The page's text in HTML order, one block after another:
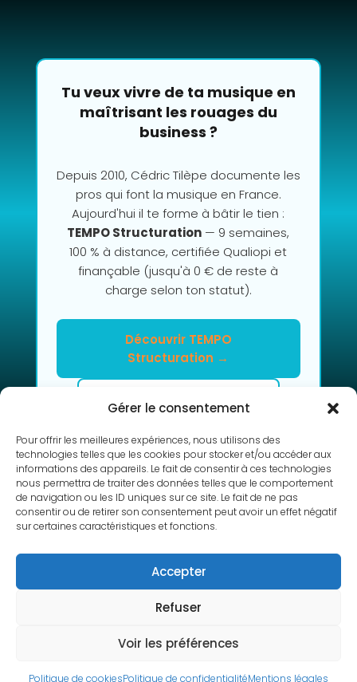
Gérer le consentement
Pour offrir les meilleures expériences, nous utilisons des
technologies telles que les cookies pour stocker et/ou accéder aux
informations des appareils. Le fait de consentir à ces technologies
nous permettra de traiter des données telles que le comportement
de navigation ou les ID uniques sur ce site. Le fait de ne pas
consentir ou de retirer son consentement peut avoir un effet négatif
sur certaines caractéristiques et fonctions.
Accepter
Refuser
Voir les préférences
Politique de cookiesPolitique de confidentialitéMentions légales
Tu veux vivre de ta musique en
maîtrisant les rouages du
business ?
Depuis 2010, Cédric Tilèpe documente les
pros qui font la musique en France.
Aujourd'hui il te forme à bâtir le tien :
TEMPO Structuration — 9 semaines,
100 % à distance, certifiée Qualiopi et
finançable (jusqu'à 0 € de reste à
charge selon ton statut).
Découvrir TEMPO
Structuration →
Clarifier mon projet en 2h
RETOUR
Mentions légales |Politique de confidentialité